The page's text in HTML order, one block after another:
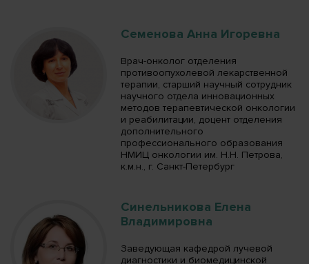
Семенова Анна Игоревна
Врач-онколог отделения
противоопухолевой лекарственной
терапии, старший научный сотрудник
научного отдела инновационных
методов терапевтической онкологии
и реабилитации, доцент отделения
дополнительного
профессионального образования
НМИЦ онкологии им. Н.Н. Петрова,
к.м.н., г. Санкт-Петербург
Синельникова Елена
Владимировна
Заведующая кафедрой лучевой
диагностики и биомедицинской